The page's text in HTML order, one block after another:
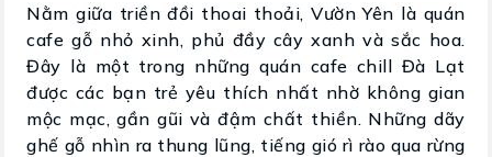
Nằm giữa triền đồi thoai thoải, Vườn Yên là quán
cafe gỗ nhỏ xinh, phủ đầy cây xanh và sắc hoa.
Đây là một trong những quán cafe chill Đà Lạt
được các bạn trẻ yêu thích nhất nhờ không gian
mộc mạc, gần gũi và đậm chất thiền. Những dãy
ghế gỗ nhìn ra thung lũng, tiếng gió rì rào qua rừng